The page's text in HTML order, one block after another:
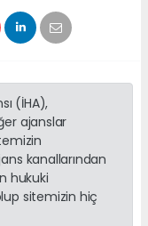
(İHA),
ajanslar
kanallarından
hukuki
sitemizin hiç